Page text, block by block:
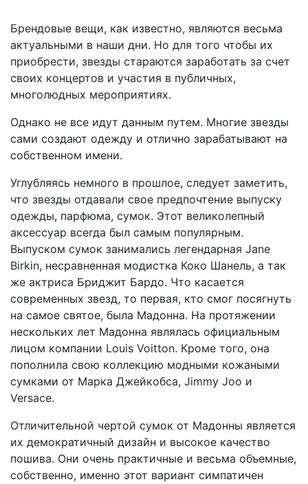
Брендовые вещи, как известно, являются весьма
актуальными в наши дни. Но для того чтобы их
приобрести, звезды стараются заработать за счет
своих концертов и участия в публичных,
многолюдных мероприятиях.
Однако не все идут данным путем. Многие звезды
сами создают одежду и отлично зарабатывают на
собственном имени.
Углубляясь немного в прошлое, следует заметить,
что звезды отдавали свое предпочтение выпуску
одежды, парфюма, сумок. Этот великолепный
аксессуар всегда был самым популярным.
Выпуском сумок занимались легендарная Jane
Birkin, несравненная модистка Коко Шанель, а так
же актриса Бриджит Бардо. Что касается
современных звезд, то первая, кто смог посягнуть
на самое святое, была Мадонна. На протяжении
нескольких лет Мадонна являлась официальным
лицом компании Louis Voitton. Кроме того, она
пополнила свою коллекцию модными кожаными
сумками от Марка Джейкобса, Jimmy Joo и
Versace.
Отличительной чертой сумок от Мадонны является
их демократичный дизайн и высокое качество
пошива. Они очень практичные и весьма объемные,
собственно, именно этот вариант симпатичен